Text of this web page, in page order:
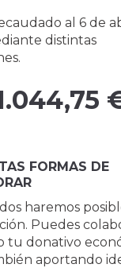
al 6 de
distintas
FORMAS DE
haremos
Puedes
tu donativo
aportando